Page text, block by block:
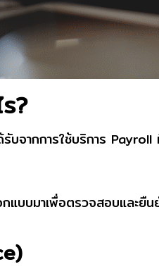
?
จากการใช้บริการ Payroll
แบบมาเพื่อตรวจสอบและ